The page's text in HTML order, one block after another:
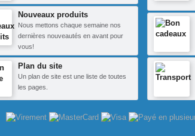
Nouveaux produits
Nous mettons chaque semaine nos
dernières nouveautés en avant pour
vous!
Plan du site
Un plan de site est une liste de toutes
les pages.